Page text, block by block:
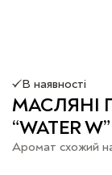
В наявності
МАСЛЯНІ
“WATER W”
Аромат схожий